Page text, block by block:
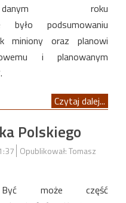
danym roku
było podsumowaniu
miniony oraz planowi
i planowanym
Czytaj dalej...
Polskiego
Opublikował: Tomasz
Być może część